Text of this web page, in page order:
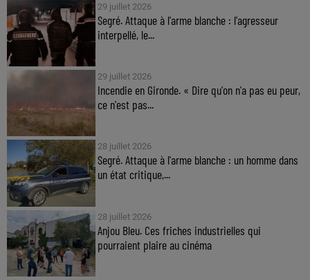
29 juillet 2026
Segré. Attaque à l'arme blanche : l'agresseur
interpellé, le...
29 juillet 2026
Incendie en Gironde. « Dire qu'on n'a pas eu peur,
ce n'est pas...
28 juillet 2026
Segré. Attaque à l'arme blanche : un homme dans
un état critique,...
28 juillet 2026
Anjou Bleu. Ces friches industrielles qui
pourraient plaire au cinéma